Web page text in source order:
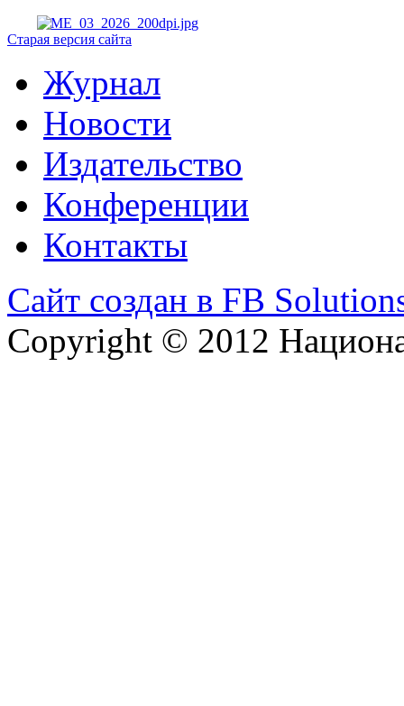
Старая версия сайта
Журнал
Новости
Издательство
Конференции
Контакты
Сайт создан в FB
Copyright © 2012